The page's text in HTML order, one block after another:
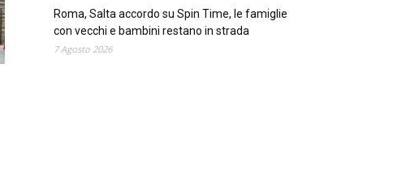
Roma, Salta accordo su Spin Time, le famiglie
con vecchi e bambini restano in strada
7 Agosto 2026